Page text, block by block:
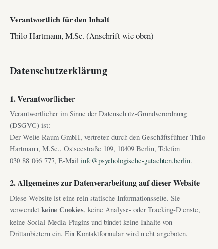
Verantwortlich für den Inhalt
Thilo Hartmann, M.Sc. (Anschrift wie oben)
Datenschutzerklärung
1. Verantwortlicher
Verantwortlicher im Sinne der Datenschutz-Grundverordnung
(DSGVO) ist:
Der Weite Raum GmbH, vertreten durch den Geschäftsführer Thilo
Hartmann, M.Sc., Ostseestraße 109, 10409 Berlin, Telefon
030 88 066 777, E-Mail info@psychologische-gutachten.berlin.
2. Allgemeines zur Datenverarbeitung auf dieser Website
Diese Website ist eine rein statische Informationsseite. Sie
verwendet keine Cookies, keine Analyse- oder Tracking-Dienste,
keine Social-Media-Plugins und bindet keine Inhalte von
Drittanbietern ein. Ein Kontaktformular wird nicht angeboten.